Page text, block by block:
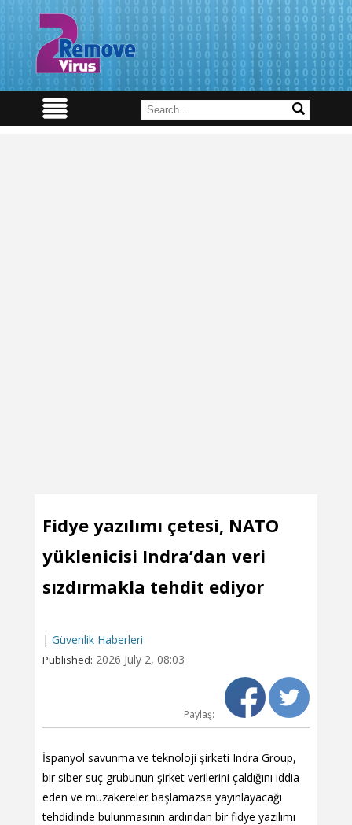
Fidye yazılımı çetesi, NATO
yüklenicisi Indra’dan veri
sızdırmakla tehdit ediyor
| Güvenlik Haberleri
Published: 2026 July 2, 08:03
Paylaş:
İspanyol savunma ve teknoloji şirketi Indra Group,
bir siber suç grubunun şirket verilerini çaldığını iddia
eden ve müzakereler başlamazsa yayınlayacağı
tehdidinde bulunmasının ardından bir fidye yazılımı